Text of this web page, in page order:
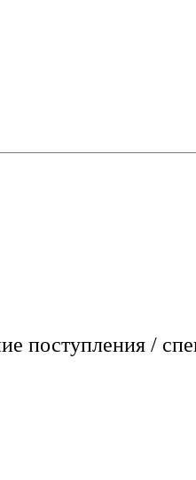
поступления /